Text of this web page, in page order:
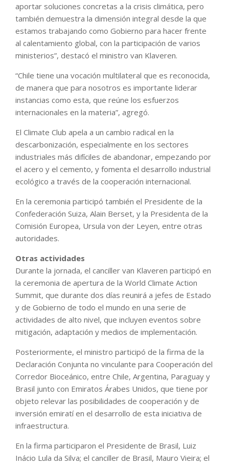
aportar soluciones concretas a la crisis climática, pero
también demuestra la dimensión integral desde la que
estamos trabajando como Gobierno para hacer frente
al calentamiento global, con la participación de varios
ministerios”, destacó el ministro van Klaveren.
“Chile tiene una vocación multilateral que es reconocida,
de manera que para nosotros es importante liderar
instancias como esta, que reúne los esfuerzos
internacionales en la materia”, agregó.
El Climate Club apela a un cambio radical en la
descarbonización, especialmente en los sectores
industriales más difíciles de abandonar, empezando por
el acero y el cemento, y fomenta el desarrollo industrial
ecológico a través de la cooperación internacional.
En la ceremonia participó también el Presidente de la
Confederación Suiza, Alain Berset, y la Presidenta de la
Comisión Europea, Ursula von der Leyen, entre otras
autoridades.
Otras actividades
Durante la jornada, el canciller van Klaveren participó en
la ceremonia de apertura de la World Climate Action
Summit, que durante dos días reunirá a jefes de Estado
y de Gobierno de todo el mundo en una serie de
actividades de alto nivel, que incluyen eventos sobre
mitigación, adaptación y medios de implementación.
Posteriormente, el ministro participó de la firma de la
Declaración Conjunta no vinculante para Cooperación del
Corredor Bioceánico, entre Chile, Argentina, Paraguay y
Brasil junto con Emiratos Árabes Unidos, que tiene por
objeto relevar las posibilidades de cooperación y de
inversión emiratí en el desarrollo de esta iniciativa de
infraestructura.
En la firma participaron el Presidente de Brasil, Luiz
Inácio Lula da Silva; el canciller de Brasil, Mauro Vieira; el